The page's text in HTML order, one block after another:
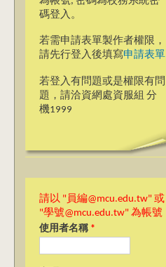
碼登入。
若需申請表單製作者權限，
請先行登入後填寫申請表單
若登入有問題或是權限有問
題，請洽資網處資服組 分
機1999
請以 "員編@mcu.edu.tw" 或
"學號@mcu.edu.tw" 為帳號
使用者名稱 *